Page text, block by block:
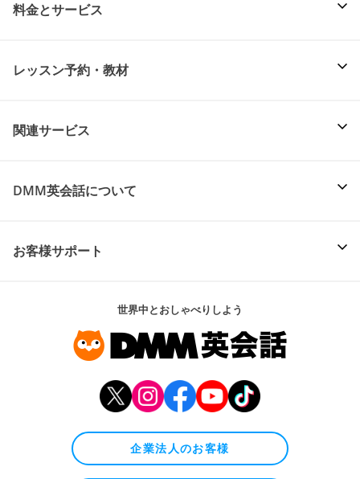
料金とサービス
レッスン予約・教材
関連サービス
DMM英会話について
お客様サポート
世界中とおしゃべりしよう
企業法人のお客様